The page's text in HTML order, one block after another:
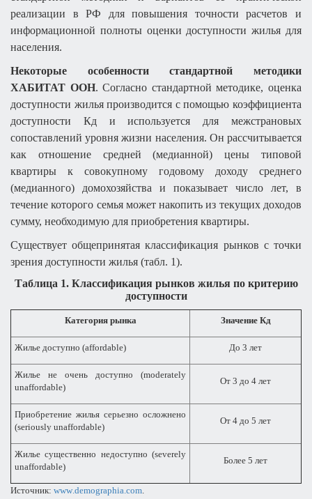
реализации в РФ для повышения точности расчетов и
информационной полноты оценки доступности жилья для
населения.
Некоторые особенности стандартной методики
ХАБИТАТ ООН. Согласно стандартной методике, оценка
доступности жилья производится с помощью коэффициента
доступности Кд и используется для межстрановых
сопоставлений уровня жизни населения. Он рассчитывается
как отношение средней (медианной) цены типовой
квартиры к совокупному годовому доходу среднего
(медианного) домохозяйства и показывает число лет, в
течение которого семья может накопить из текущих доходов
сумму, необходимую для приобретения квартиры.
Существует общепринятая классификация рынков с точки
зрения доступности жилья (табл. 1).
Таблица 1. Классификация рынков жилья по критерию
доступности
Категория рынка Значение Кд
Жилье доступно (affordable) До 3 лет
Жилье не очень доступно (moderately
unaffordable)
От 3 до 4 лет
Приобретение жилья серьезно осложнено
(seriously unaffordable)
От 4 до 5 лет
Жилье существенно недоступно (severely
unaffordable)
Более 5 лет
Источник: www.demographia.com.